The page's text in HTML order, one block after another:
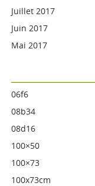
Juillet 2017
Juin 2017
Mai 2017
06f6
08b34
08d16
100×50
100×73
100x73cm